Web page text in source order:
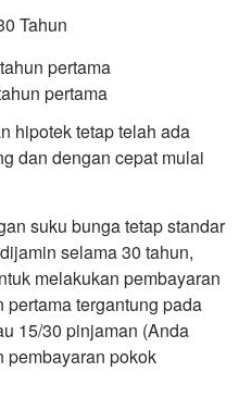
Tahun
pertama
pertama
hipotek tetap telah ada
dan dengan cepat mulai
suku bunga tetap standar
selama 30 tahun,
melakukan pembayaran
pertama tergantung pada
15/30 pinjaman (Anda
pembayaran pokok